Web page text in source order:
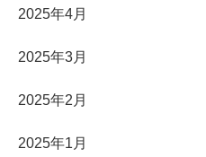
2025年4月
2025年3月
2025年2月
2025年1月